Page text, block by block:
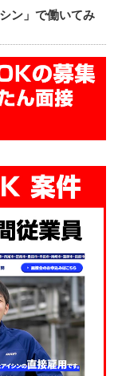
ン」で働いてみ